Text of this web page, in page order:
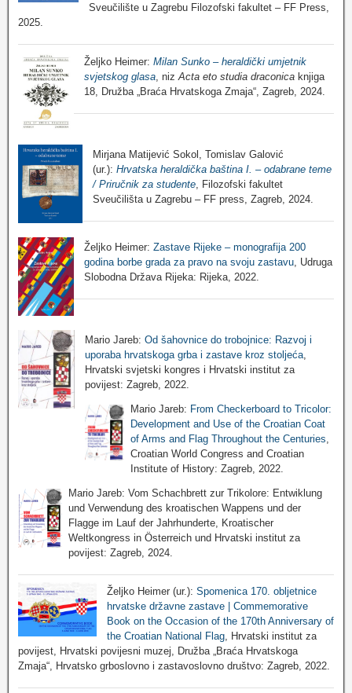
Sveučilište u Zagrebu Filozofski fakultet – FF Press,
2025.
Željko Heimer: Milan Sunko – heraldički umjetnik
svjetskog glasa , niz Acta eto studia draconica knjiga
18, Družba „Braća Hrvatskoga Zmaja“, Zagreb, 2024.
Mirjana Matijević Sokol, Tomislav Galović
(ur.): Hrvatska heraldička baština I. – odabrane teme
/ Priručnik za studente, Filozofski fakultet
Sveučilišta u Zagrebu – FF press, Zagreb, 2024.
Željko Heimer: Zastave Rijeke – monografija 200
godina borbe grada za pravo na svoju zastavu, Udruga
Slobodna Država Rijeka: Rijeka, 2022.
Mario Jareb: Od šahovnice do trobojnice: Razvoj i
uporaba hrvatskoga grba i zastave kroz stoljeća,
Hrvatski svjetski kongres i Hrvatski institut za
povijest: Zagreb, 2022.
Mario Jareb: From Checkerboard to Tricolor:
Development and Use of the Croatian Coat
of Arms and Flag Throughout the Centuries
Croatian World Congress and Croatian
Institute of History: Zagreb, 2022.
Mario Jareb: Vom Schachbrett zur Trikolore: Entwiklung
und Verwendung des kroatischen Wappens und der
Flagge im Lauf der Jahrhunderte, Kroatischer
Weltkongress in Österreich und Hrvatski institut za
povijest: Zagreb, 2024.
Željko Heimer (ur.): Spomenica 170. obljetnice
hrvatske državne zastave | Commemorative
Book on the Occasion of the 170th Anniversary of
the Croatian National Flag, Hrvatski institut za
povijest, Hrvatski povijesni muzej, Družba „Braća Hrvatskoga
Zmaja“, Hrvatsko grboslovno i zastavoslovno društvo: Zagreb, 2022.